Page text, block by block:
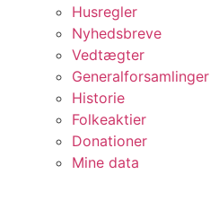
Husregler
Nyhedsbreve
Vedtægter
Generalforsamlinger
Historie
Folkeaktier
Donationer
Mine data